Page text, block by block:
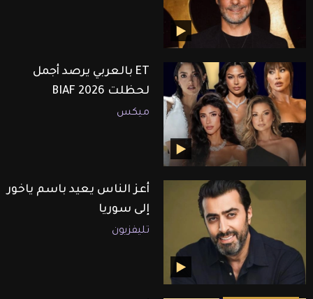
ET بالعربي يرصد أجمل
لحظلت BIAF 2026
ميكس
أعز الناس يعيد باسم ياخور
إلى سوريا
تليفزيون